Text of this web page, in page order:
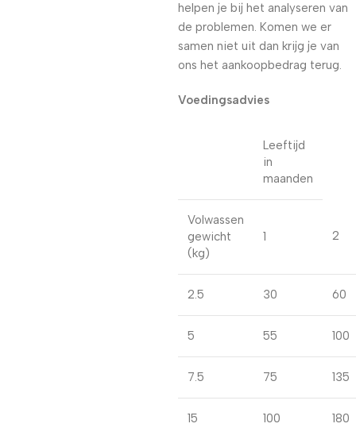
helpen je bij het analyseren van
de problemen. Komen we er
samen niet uit dan krijg je van
ons het aankoopbedrag terug.
Voedingsadvies
Leeftijd
in
maanden
Volwassen
gewicht
(kg)
1 2
2.5 30 60
5 55 100
7.5 75 135
15 100 180